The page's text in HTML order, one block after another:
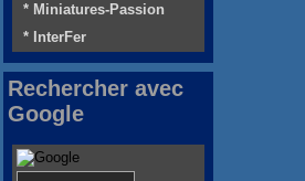
* Miniatures-Passion
* InterFer
Rechercher avec
Google